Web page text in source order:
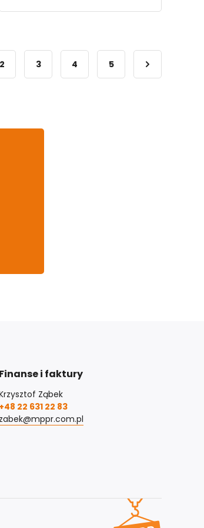
2 3 4 5
Finanse i faktury
Ząbek
+48 22 631 22 83
zabek@mppr.com.pl